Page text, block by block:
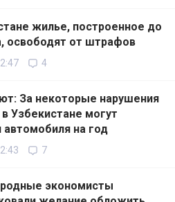
жилье, построенное до
освободят от штрафов
4
За некоторые нарушения
Узбекистане могут
автомобиля на год
7
экономисты